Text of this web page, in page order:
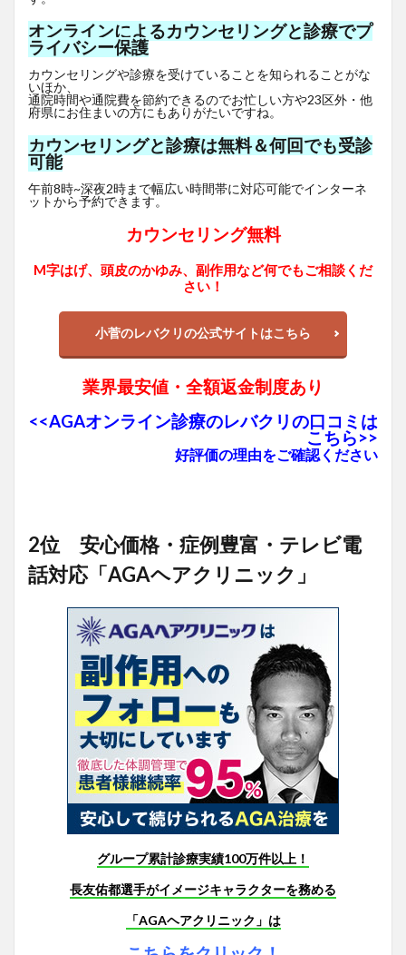
オンラインによるカウンセリングと診療でプ
ライバシー保護
カウンセリングや診療を受けていることを知られることがな
いほか、
通院時間や通院費を節約できるのでお忙しい方や23区外・他
府県にお住まいの方にもありがたいですね。
カウンセリングと診療は無料＆何回でも受診
可能
午前8時~深夜2時まで幅広い時間帯に対応可能でインターネ
ットから予約できます。
カウンセリング無料
M字はげ、頭皮のかゆみ、副作用など何でもご相談くだ
さい！
小菅のレバクリの公式サイトはこちら
業界最安値・全額返金制度あり
<<AGAオンライン診療のレバクリの口コミは
こちら>>
好評価の理由をご確認ください
2位 安心価格・症例豊富・テレビ電
話対応「AGAヘアクリニック」
グループ累計診療実績100万件以上！
長友佑都選手がイメージキャラクターを務める
「AGAヘアクリニック」は